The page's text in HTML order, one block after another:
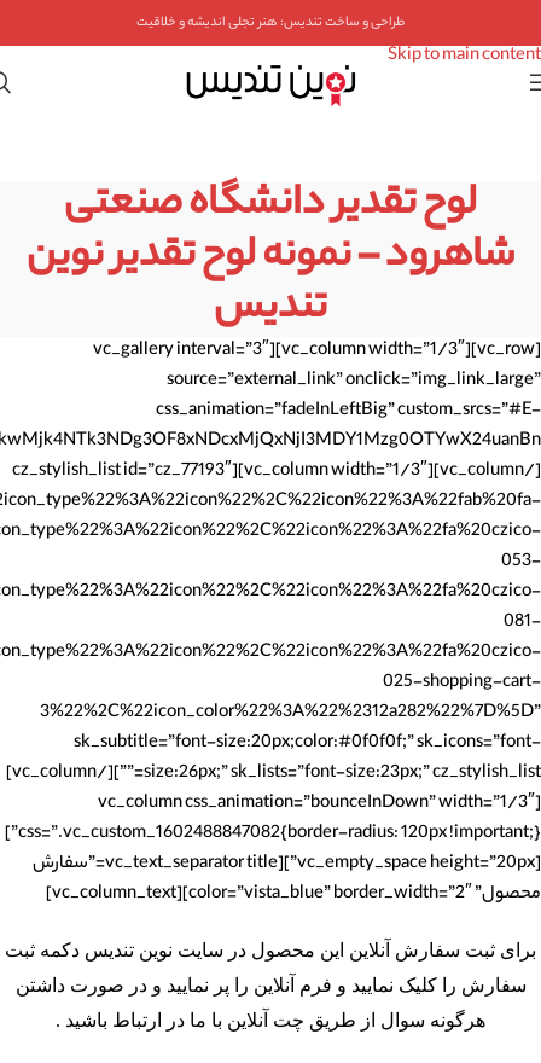
Skip to main content
طراحی و ساخت تندیس: هنر تجلی اندیشه و خلاقیت
لوح تقدیر دانشگاه صنعتی
شاهرود – نمونه لوح تقدیر نوین
تندیس
[vc_row][vc_column width=”1/3″][vc_gallery interval=”3″
source=”external_link” onclick=”img_link_large”
css_animation=”fadeInLeftBig” custom_srcs=”#E-
[/vc_column][vc_column width=”1/3″][cz_stylish_list id=”cz_77193″
053-
081-
025-shopping-cart-
3%22%2C%22icon_color%22%3A%22%2312a282%22%7D%5D”
sk_subtitle=”font-size:20px;color:#0f0f0f;” sk_icons=”font-
size:26px;” sk_lists=”font-size:23px;” cz_stylish_list=””][/vc_column]
[vc_column css_animation=”bounceInDown” width=”1/3″
css=”.vc_custom_1602488847082{border-radius: 120px !important;}”]
[vc_empty_space height=”20px”][vc_text_separator title=”سفارش
محصول” color=”vista_blue” border_width=”2″][vc_column_text]
برای ثبت سفارش آنلاین این محصول در سایت نوین تندیس دکمه ثبت
سفارش را کلیک نمایید و فرم آنلاین را پر نمایید و در صورت داشتن
هرگونه سوال از طریق چت آنلاین با ما در ارتباط باشید .